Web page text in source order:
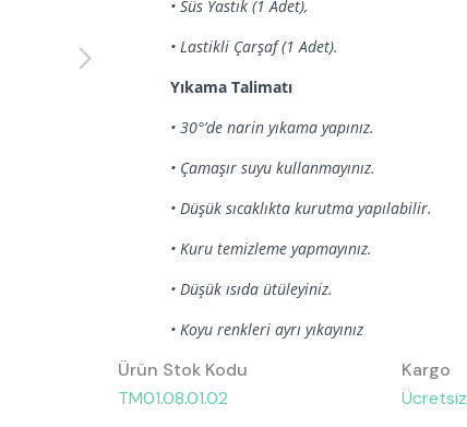
• Süs Yastık (1 Adet),
• Lastikli Çarşaf (1 Adet).
Yıkama Talimatı
• 30°’de narin yıkama yapınız.
• Çamaşır suyu kullanmayınız.
• Düşük sıcaklıkta kurutma yapılabilir.
• Kuru temizleme yapmayınız.
• Düşük ısıda ütüleyiniz.
• Koyu renkleri ayrı yıkayınız
Ürün Stok Kodu
TM01.08.01.02
Kargo
Ücretsiz